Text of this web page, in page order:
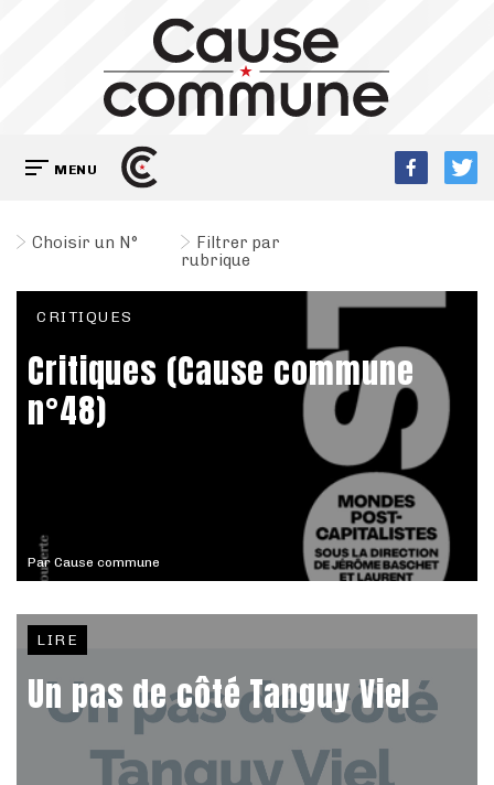
MENU
Choisir un N°
Filtrer par
rubrique
Par Cause commune
CRITIQUES
Critiques (Cause commune
n°48)
LIRE
Un pas de côté Tanguy Viel